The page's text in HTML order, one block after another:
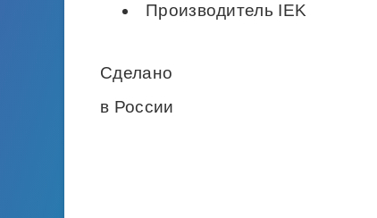
Производитель IEK
Сделано
в России